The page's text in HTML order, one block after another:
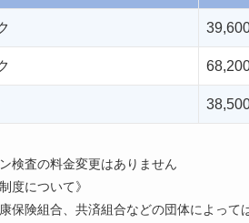
検査の料金変更はありません
度について》
保険組合、共済組合などの団体によっ